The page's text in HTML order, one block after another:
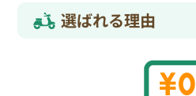
選ばれる理由